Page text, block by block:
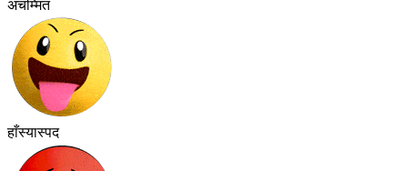
अचम्मित
हाँस्यास्पद